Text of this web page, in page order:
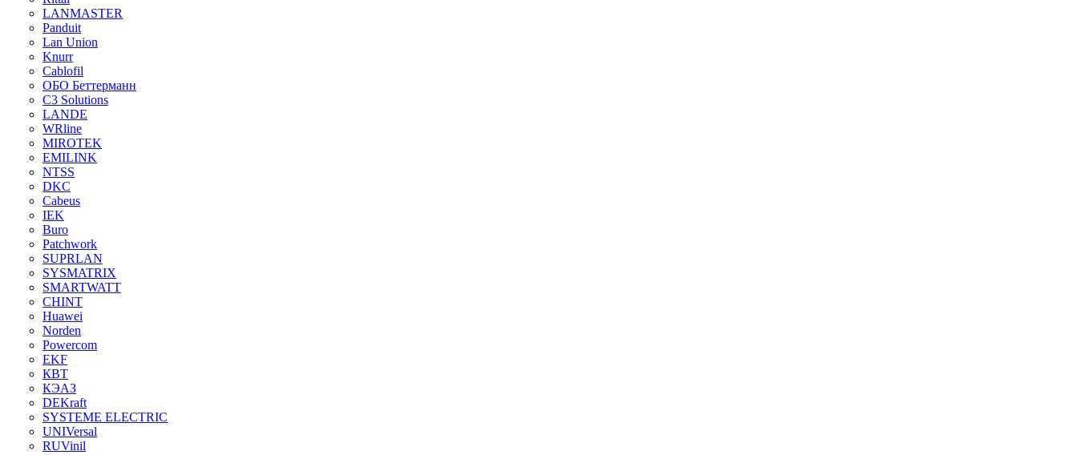
LANMASTER
Panduit
Lan Union
Knurr
Cablofil
ОБО Беттерманн
C3 Solutions
LANDE
WRline
MIROTEK
EMILINK
NTSS
DKC
Cabeus
IEK
Buro
Patchwork
SUPRLAN
SYSMATRIX
SMARTWATT
CHINT
Huawei
Norden
Powercom
EKF
КВТ
КЭАЗ
DEKraft
SYSTEME ELECTRIC
UNIVersal
RUVinil